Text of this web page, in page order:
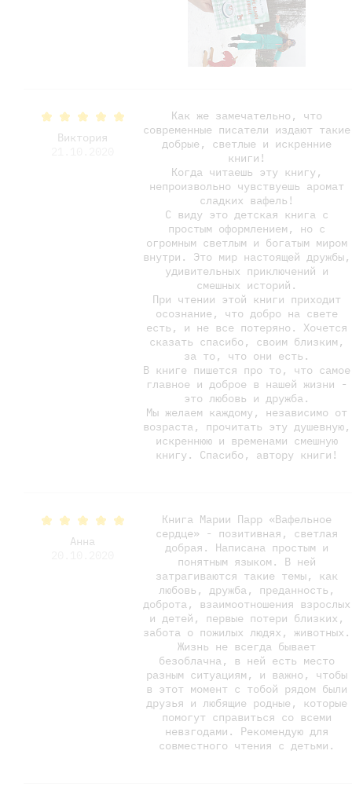
Виктория
Как же замечательно, что
современные писатели издают такие
добрые, светлые и искренние
книги!
Когда читаешь эту книгу,
непроизвольно чувствуешь аромат
сладких вафель!
С виду это детская книга с
простым оформлением, но с
огромным светлым и богатым миром
внутри. Это мир настоящей дружбы,
удивительных приключений и
смешных историй.
При чтении этой книги приходит
осознание, что добро на свете
есть, и не все потеряно. Хочется
сказать спасибо, своим близким,
за то, что они есть.
В книге пишется про то, что самое
главное и доброе в нашей жизни -
это любовь и дружба.
Мы желаем каждому, независимо от
возраста, прочитать эту душевную,
искреннюю и временами смешную
книгу. Спасибо, автору книги!
Анна
Книга Марии Парр «Вафельное
сердце» - позитивная, светлая
добрая. Написана простым и
понятным языком. В ней
затрагиваются такие темы, как
любовь, дружба, преданность,
доброта, взаимоотношения взрослых
и детей, первые потери близких,
забота о пожилых людях, животных.
Жизнь не всегда бывает
безоблачна, в ней есть место
разным ситуациям, и важно, чтобы
в этот момент с тобой рядом были
друзья и любящие родные, которые
помогут справиться со всеми
невзгодами. Рекомендую для
совместного чтения с детьми.